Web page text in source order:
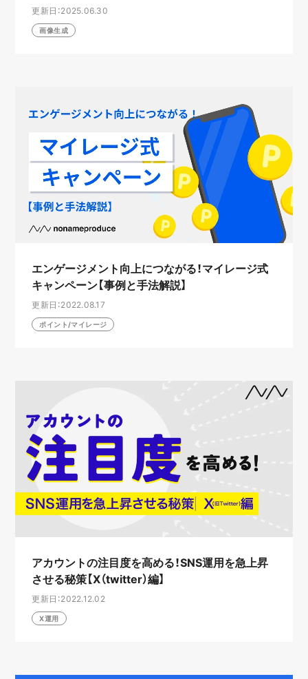
更新日：2025.06.30
画像生成
エンゲージメント向上につながる！マイレージ式
キャンペーン【事例と手法解説】
更新日：2022.08.17
ポイント/マイレージ
アカウントの注目度を高める！SNS運用を急上昇
させる秘策【X（twitter）編】
更新日：2022.12.02
X運用